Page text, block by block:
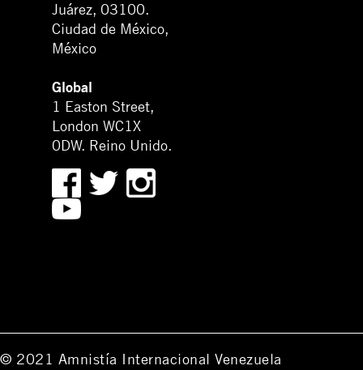
Juárez, 03100.
Ciudad de México,
México
Global
1 Easton Street,
London WC1X
0DW. Reino Unido.
© 2021 Amnistía Internacional Venezuela